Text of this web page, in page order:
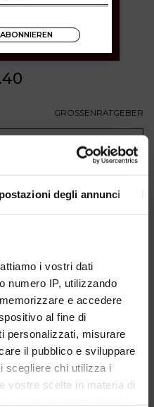
degli annunci
i vostri dati
numero IP, utilizzando
e accedere
al fine di
personalizzati, misurare
il pubblico e sviluppare
scegliere chi utilizza i
vostre scelte in materia di
GRÖSSENRATGEBER